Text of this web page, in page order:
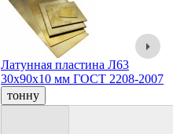
Латунная пластина Л63
30x90x10 мм ГОСТ 2208-2007
тонну